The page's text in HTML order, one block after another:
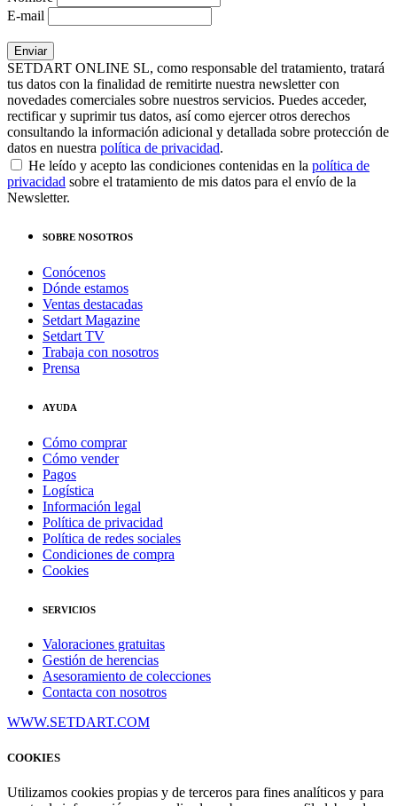
E-mail
SETDART ONLINE SL, como responsable del tratamiento, tratará
tus datos con la finalidad de remitirte nuestra newsletter con
novedades comerciales sobre nuestros servicios. Puedes acceder,
rectificar y suprimir tus datos, así como ejercer otros derechos
consultando la información adicional y detallada sobre protección de
datos en nuestra política de privacidad.
He leído y acepto las condiciones contenidas en la política de
privacidad sobre el tratamiento de mis datos para el envío de la
Newsletter.
SOBRE NOSOTROS
Conócenos
Dónde estamos
Ventas destacadas
Setdart Magazine
Setdart TV
Trabaja con nosotros
Prensa
AYUDA
Cómo comprar
Cómo vender
Pagos
Logística
Información legal
Política de privacidad
Política de redes sociales
Condiciones de compra
Cookies
SERVICIOS
Valoraciones gratuitas
Gestión de herencias
Asesoramiento de colecciones
Contacta con nosotros
WWW.SETDART.COM
COOKIES
Utilizamos cookies propias y de terceros para fines analíticos y para